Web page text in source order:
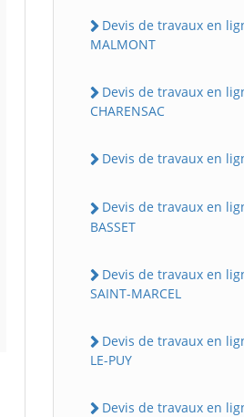
Devis de travaux en
MALMONT
Devis de travaux en
CHARENSAC
Devis de travaux en
Devis de travaux en
BASSET
Devis de travaux en
SAINT-MARCEL
Devis de travaux en
LE-PUY
Devis de travaux en